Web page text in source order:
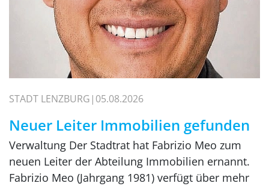
STADT LENZBURG 05.08.2026
Neuer Leiter Immobilien gefunden
Verwaltung Der Stadtrat hat Fabrizio Meo zum
neuen Leiter der Abteilung Immobilien ernannt.
Fabrizio Meo (Jahrgang 1981) verfügt über mehr